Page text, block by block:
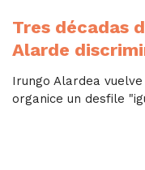
Tres décadas
Alarde
Irungo Alardea
organice un desfile